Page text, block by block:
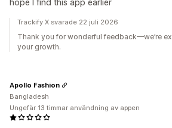
hope I find this app earlier
Trackify X svarade 22 juli 2026
Thank you for wonderful feedback—we’re
your growth.
Apollo Fashion
Bangladesh
Ungefär 13 timmar användning av appen